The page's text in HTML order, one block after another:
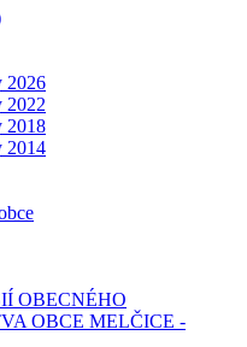
2026
2022
2018
2014
OBECNÉHO
OBCE MELČICE -